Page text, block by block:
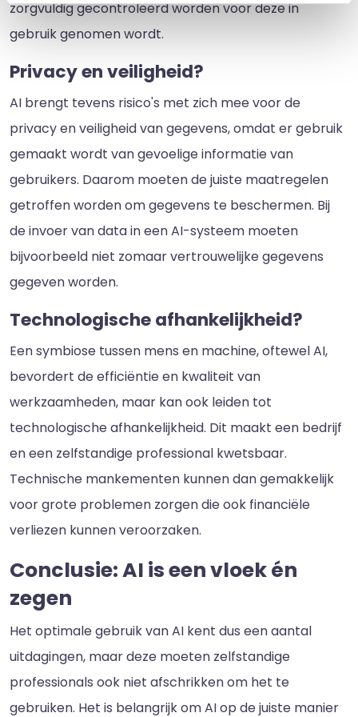
zorgvuldig gecontroleerd worden voor deze in
gebruik genomen wordt.
Privacy en veiligheid?
AI brengt tevens risico's met zich mee voor de
privacy en veiligheid van gegevens, omdat er gebruik
gemaakt wordt van gevoelige informatie van
gebruikers. Daarom moeten de juiste maatregelen
getroffen worden om gegevens te beschermen. Bij
de invoer van data in een AI-systeem moeten
bijvoorbeeld niet zomaar vertrouwelijke gegevens
gegeven worden.
Technologische afhankelijkheid?
Een symbiose tussen mens en machine, oftewel AI,
bevordert de efficiëntie en kwaliteit van
werkzaamheden, maar kan ook leiden tot
technologische afhankelijkheid. Dit maakt een bedrijf
en een zelfstandige professional kwetsbaar.
Technische mankementen kunnen dan gemakkelijk
voor grote problemen zorgen die ook financiële
verliezen kunnen veroorzaken.
Conclusie: AI is een vloek én
zegen
Het optimale gebruik van AI kent dus een aantal
uitdagingen, maar deze moeten zelfstandige
professionals ook niet afschrikken om het te
gebruiken. Het is belangrijk om AI op de juiste manier